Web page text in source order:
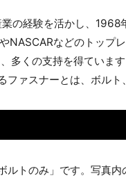
の経験を活かし、
NASCARなどのトップ
多くの支持を得ていま
ファスナーとは、ボル
ルトのみ」です。写真